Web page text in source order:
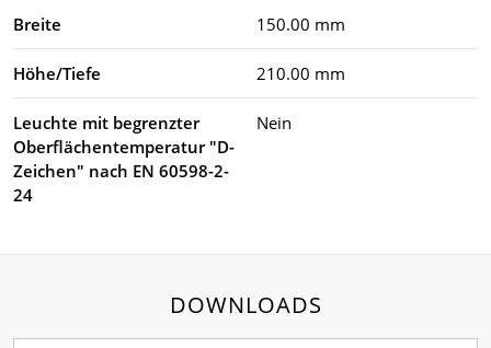
Breite 150.00 mm
Höhe/Tiefe 210.00 mm
Leuchte mit begrenzter
Oberflächentemperatur "D-
Zeichen" nach EN 60598-2-
24
Nein
DOWNLOADS